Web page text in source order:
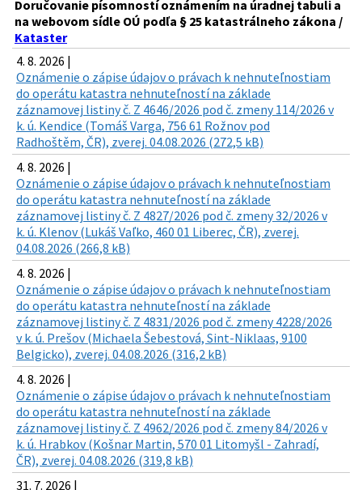
Doručovanie písomností oznámením na úradnej tabuli a
na webovom sídle OÚ podľa § 25 katastrálneho zákona /
Kataster
4. 8. 2026 |
Oznámenie o zápise údajov o právach k nehnuteľnostiam
do operátu katastra nehnuteľností na základe
záznamovej listiny č. Z 4646/2026 pod č. zmeny 114/2026 v
k. ú. Kendice (Tomáš Varga, 756 61 Rožnov pod
Radhoštěm, ČR), zverej. 04.08.2026 (272,5 kB)
4. 8. 2026 |
Oznámenie o zápise údajov o právach k nehnuteľnostiam
do operátu katastra nehnuteľností na základe
záznamovej listiny č. Z 4827/2026 pod č. zmeny 32/2026 v
k. ú. Klenov (Lukáš Vaľko, 460 01 Liberec, ČR), zverej.
04.08.2026 (266,8 kB)
4. 8. 2026 |
Oznámenie o zápise údajov o právach k nehnuteľnostiam
do operátu katastra nehnuteľností na základe
záznamovej listiny č. Z 4831/2026 pod č. zmeny 4228/2026
v k. ú. Prešov (Michaela Šebestová, Sint-Niklaas, 9100
Belgicko), zverej. 04.08.2026 (316,2 kB)
4. 8. 2026 |
Oznámenie o zápise údajov o právach k nehnuteľnostiam
do operátu katastra nehnuteľností na základe
záznamovej listiny č. Z 4962/2026 pod č. zmeny 84/2026 v
k. ú. Hrabkov (Košnar Martin, 570 01 Litomyšl - Zahradí,
ČR), zverej. 04.08.2026 (319,8 kB)
31. 7. 2026 |